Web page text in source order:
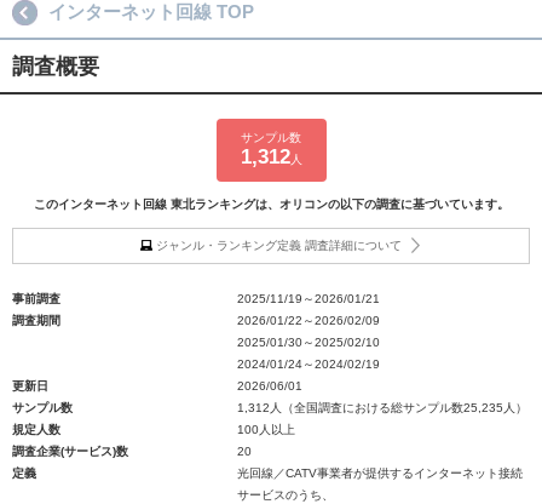
インターネット回線 TOP
調査概要
サンプル数
1,312人
このインターネット回線 東北ランキングは、オリコンの以下の調査に基づいています。
ジャンル・ランキング定義 調査詳細について
事前調査
2025/11/19～2026/01/21
調査期間
2026/01/22～2026/02/09
2025/01/30～2025/02/10
2024/01/24～2024/02/19
更新日
2026/06/01
サンプル数
1,312人（全国調査における総サンプル数25,235人）
規定人数
100人以上
調査企業(サービス)数
20
定義
光回線／CATV事業者が提供するインターネット接続
サービスのうち、